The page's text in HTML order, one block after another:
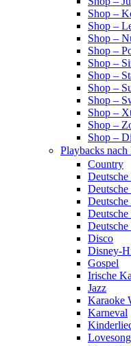
Shop –
Shop –
Shop –
Shop –
Shop –
Shop –
Shop –
Shop –
Shop –
Shop –
Shop –
Playbacks
Country
Disco
Disney-
Gospel
Irische
Jazz
Karaoke
Karneval